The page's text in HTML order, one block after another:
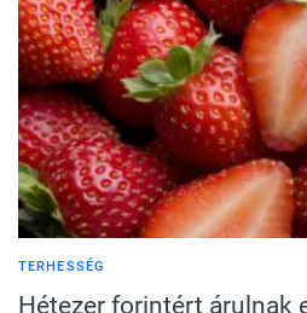
TERHESSÉG
Hétezer forintért árulnak